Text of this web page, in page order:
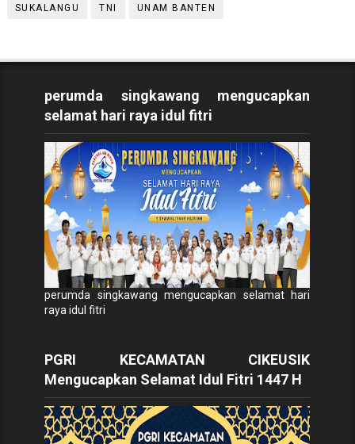
SUKALANGU TNI UNAM BANTEN
perumda singkawang mengucapkan
selamat hari raya idul fitri
perumda singkawang mengucapkan selamat hari
raya idul fitri
PGRI KECAMATAN CIKEUSIK
Mengucapkan Selamat Idul Fitri 1447 H